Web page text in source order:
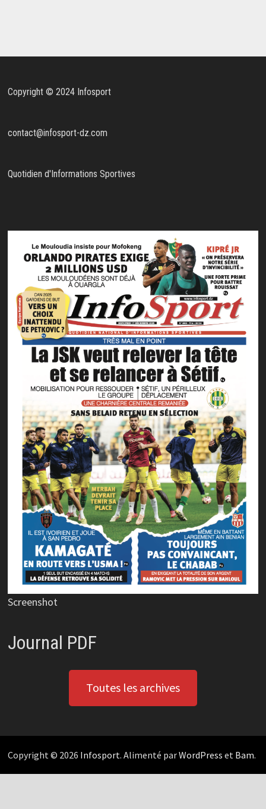
Copyright © 2024 Infosport
contact@infosport-dz.com
Quotidien d'Informations Sportives
Screenshot
Journal PDF
Toutes les archives
Copyright © 2026 Infosport. Alimenté parWordPress et Bam.